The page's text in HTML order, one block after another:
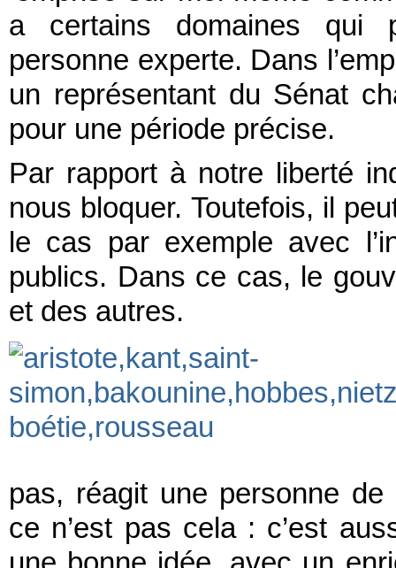
a certains domaines qui
personne experte. Dans
un représentant du Sénat
pour une période précise.
Par rapport à notre liberté
nous bloquer. Toutefois, il
le cas par exemple avec
publics. Dans ce cas, le
et des autres.
pas, réagit une personne de
ce n’est pas cela : c’est